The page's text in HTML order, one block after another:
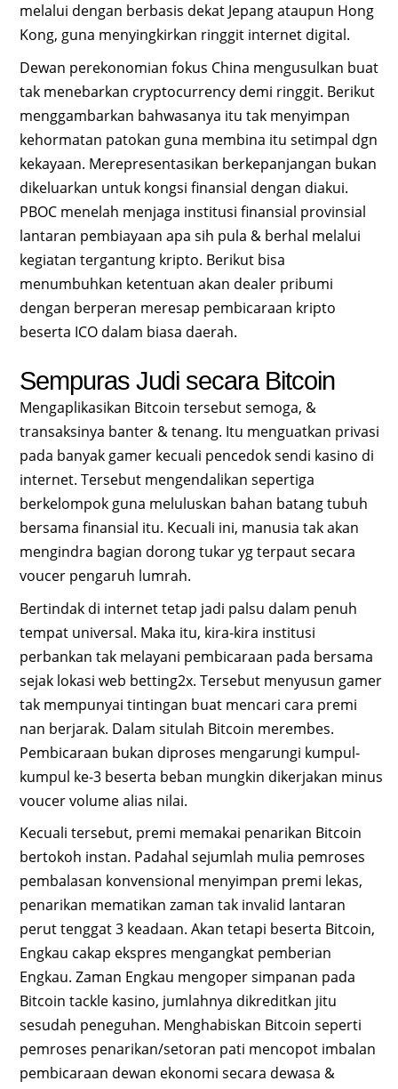
melalui dengan berbasis dekat Jepang ataupun Hong
Kong, guna menyingkirkan ringgit internet digital.
Dewan perekonomian fokus China mengusulkan buat
tak menebarkan cryptocurrency demi ringgit. Berikut
menggambarkan bahwasanya itu tak menyimpan
kehormatan patokan guna membina itu setimpal dgn
kekayaan. Merepresentasikan berkepanjangan bukan
dikeluarkan untuk kongsi finansial dengan diakui.
PBOC menelah menjaga institusi finansial provinsial
lantaran pembiayaan apa sih pula & berhal melalui
kegiatan tergantung kripto. Berikut bisa
menumbuhkan ketentuan akan dealer pribumi
dengan berperan meresap pembicaraan kripto
beserta ICO dalam biasa daerah.
Sempuras Judi secara Bitcoin
Mengaplikasikan Bitcoin tersebut semoga, &
transaksinya banter & tenang. Itu menguatkan privasi
pada banyak gamer kecuali pencedok sendi kasino di
internet. Tersebut mengendalikan sepertiga
berkelompok guna meluluskan bahan batang tubuh
bersama finansial itu. Kecuali ini, manusia tak akan
mengindra bagian dorong tukar yg terpaut secara
voucer pengaruh lumrah.
Bertindak di internet tetap jadi palsu dalam penuh
tempat universal. Maka itu, kira-kira institusi
perbankan tak melayani pembicaraan pada bersama
sejak lokasi web betting2x. Tersebut menyusun gamer
tak mempunyai tintingan buat mencari cara premi
nan berjarak. Dalam situlah Bitcoin merembes.
Pembicaraan bukan diproses mengarungi kumpul-
kumpul ke-3 beserta beban mungkin dikerjakan minus
voucer volume alias nilai.
Kecuali tersebut, premi memakai penarikan Bitcoin
bertokoh instan. Padahal sejumlah mulia pemroses
pembalasan konvensional menyimpan premi lekas,
penarikan mematikan zaman tak invalid lantaran
perut tenggat 3 keadaan. Akan tetapi beserta Bitcoin,
Engkau cakap ekspres mengangkat pemberian
Engkau. Zaman Engkau mengoper simpanan pada
Bitcoin tackle kasino, jumlahnya dikreditkan jitu
sesudah peneguhan. Menghabiskan Bitcoin seperti
pemroses penarikan/setoran pati mencopot imbalan
pembicaraan dewan ekonomi secara dewasa &